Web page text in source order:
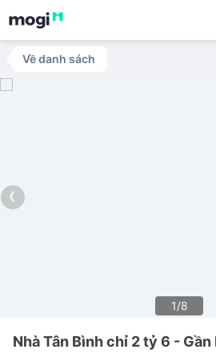
Về danh sách
‹
1/8
Nhà Tân Bình chỉ 2 tỷ 6 -